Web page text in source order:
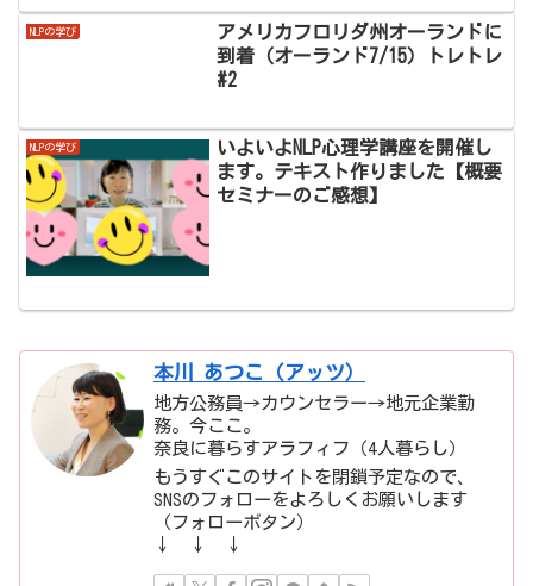
NLPの学び
アメリカフロリダ州オーランドに
到着（オーランド7/15）トレトレ
#2
NLPの学び
いよいよNLP心理学講座を開催し
ます。テキスト作りました【概要
セミナーのご感想】
本川 あつこ（アッツ）
地方公務員→カウンセラー→地元企業勤
務。今ここ。
奈良に暮らすアラフィフ（4人暮らし）
もうすぐこのサイトを閉鎖予定なので、
SNSのフォローをよろしくお願いします
（フォローボタン）
↓ ↓ ↓